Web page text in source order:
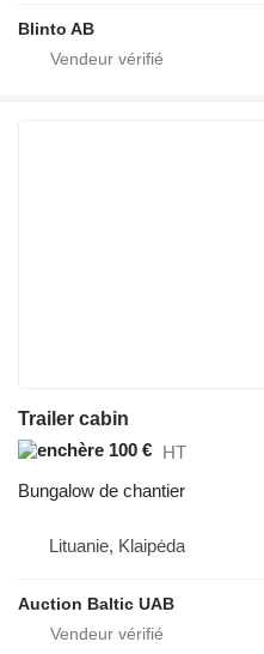
Blinto AB
Trailer cabin
100 € HT
Bungalow de chantier
Lituanie, Klaipėda
Auction Baltic UAB